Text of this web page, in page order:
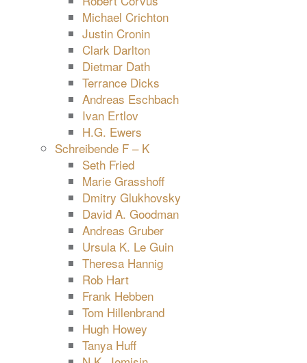
Michael Crichton
Justin Cronin
Clark Darlton
Dietmar Dath
Terrance Dicks
Andreas Eschbach
Ivan Ertlov
H.G. Ewers
Schreibende F – K
Seth Fried
Marie Grasshoff
Dmitry Glukhovsky
David A. Goodman
Andreas Gruber
Ursula K. Le Guin
Theresa Hannig
Rob Hart
Frank Hebben
Tom Hillenbrand
Hugh Howey
Tanya Huff